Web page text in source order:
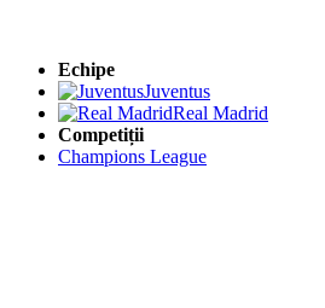
Echipe
Juventus
Real Madrid
Competiții
Champions League